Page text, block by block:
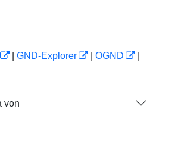
GND-Explorer OGND
von